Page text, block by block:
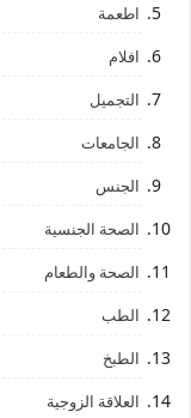
اطعمة
افلام
التجميل
الجامعات
الجنس
الصحة الجنسية
الصحة والطعام
الطب
الطبخ
العلاقة الزوجية